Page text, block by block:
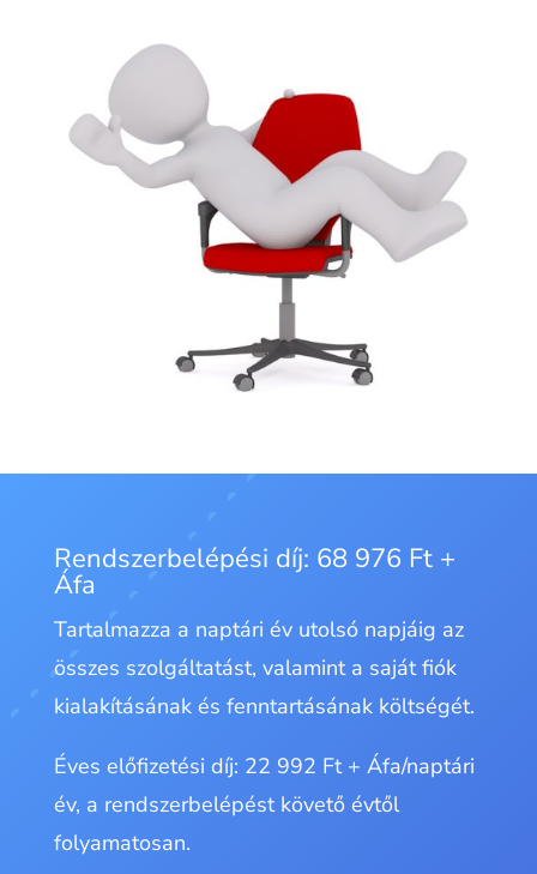
Rendszerbelépési díj: 68 976 Ft +
Áfa
Tartalmazza a naptári év utolsó napjáig az
összes szolgáltatást, valamint a saját fiók
kialakításának és fenntartásának költségét.
Éves előfizetési díj: 22 992 Ft + Áfa/naptári
év, a rendszerbelépést követő évtől
folyamatosan.